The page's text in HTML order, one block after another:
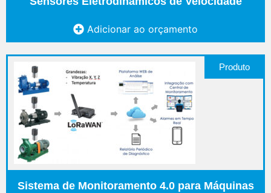
Adicionar ao orçamento
Produto
Sistema de Monitoramento 4.0 para Máquinas